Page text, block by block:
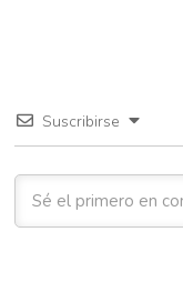
Suscribirse